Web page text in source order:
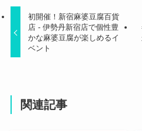
初開催！新宿麻婆豆腐百貨
店 - 伊勢丹新宿店で個性豊
かな麻婆豆腐が楽しめるイ
ベント
関連記事